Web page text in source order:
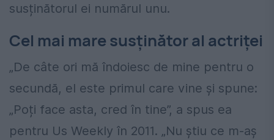
susținătorul ei numărul unu.
Cel mai mare susținător al actriței
„De câte ori mă îndoiesc de mine pentru o
secundă, el este primul care vine și spune:
„Poți face asta, cred în tine”, a spus ea
pentru Us Weekly în 2011. „Nu știu ce m-aș